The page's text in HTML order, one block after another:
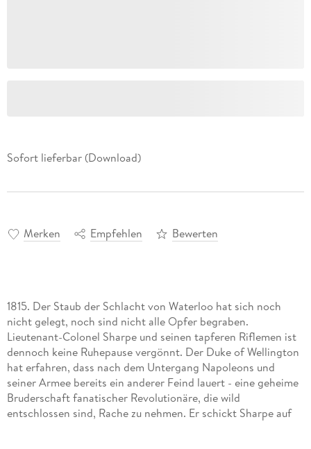
Sofort lieferbar (Download)
Merken Empfehlen Bewerten
1815. Der Staub der Schlacht von Waterloo hat sich noch
nicht gelegt, noch sind nicht alle Opfer begraben.
Lieutenant-Colonel Sharpe und seinen tapferen Riflemen ist
dennoch keine Ruhepause vergönnt. Der Duke of Wellington
hat erfahren, dass nach dem Untergang Napoleons und
seiner Armee bereits ein anderer Feind lauert - eine geheime
Bruderschaft fanatischer Revolutionäre, die wild
entschlossen sind, Rache zu nehmen. Er schickt Sharpe auf